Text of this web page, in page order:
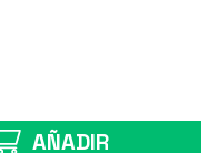
AÑADIR